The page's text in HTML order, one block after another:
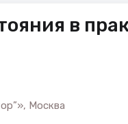
в
Москва